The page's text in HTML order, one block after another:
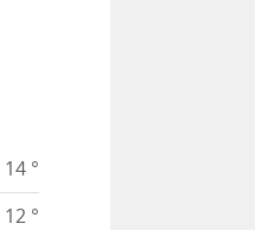
14 °
12 °